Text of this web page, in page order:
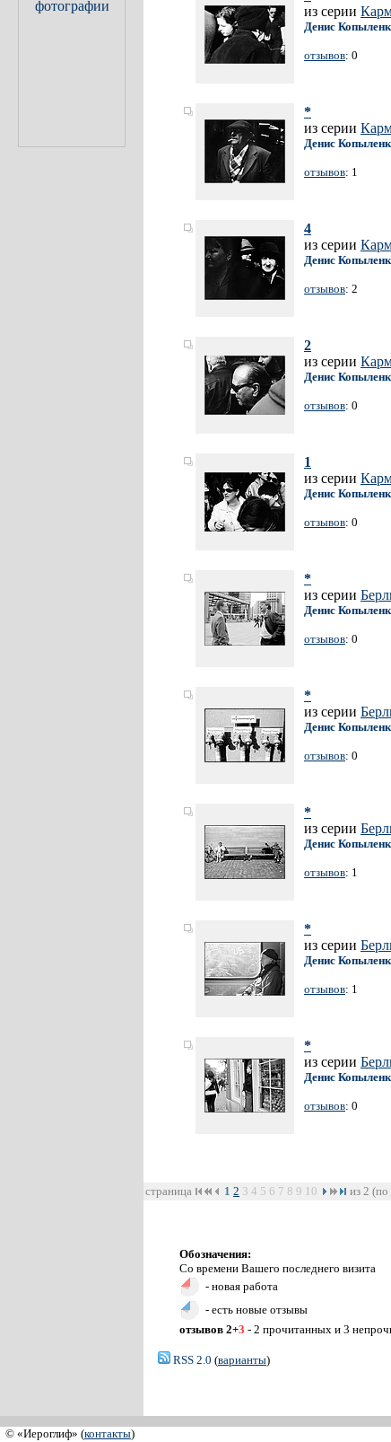
из серии
Денис
отзывов: 0
*
из серии
Денис
отзывов: 1
4
из серии
Денис
отзывов: 2
2
из серии
Денис
отзывов: 0
1
из серии
Денис
отзывов: 0
*
из серии
Денис
отзывов: 0
*
из серии
Денис
отзывов: 0
*
из серии
Денис
отзывов: 1
*
из серии
Денис
отзывов: 1
*
из серии
Денис
отзывов: 0
страница 1 2 3 4 5 6 7 8 9 10 из 2 (по
Обозначения:
Со времени Вашего последнего визита
- новая работа
- есть новые отзывы
отзывов 2+3 - 2 прочитанных и 3
RSS 2.0 (варианты)
© «Иероглиф» (контакты)